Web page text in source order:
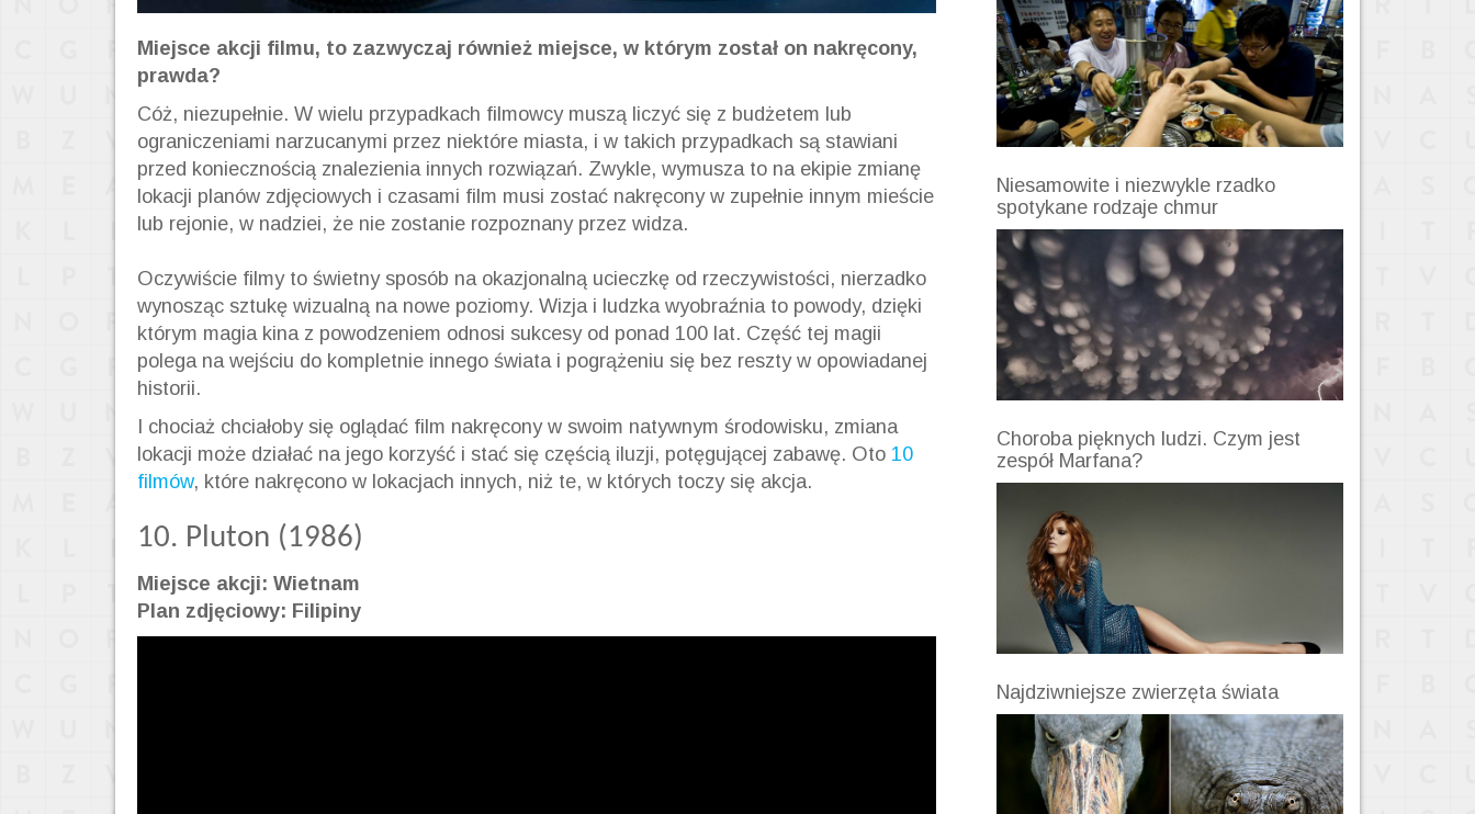
Miejsce akcji filmu, to zazwyczaj również miejsce, w którym został on nakręcony,
prawda?
Cóż, niezupełnie. W wielu przypadkach filmowcy muszą liczyć się z budżetem lub
ograniczeniami narzucanymi przez niektóre miasta, i w takich przypadkach są stawiani
przed koniecznością znalezienia innych rozwiązań. Zwykle, wymusza to na ekipie zmianę
lokacji planów zdjęciowych i czasami film musi zostać nakręcony w zupełnie innym mieście
lub rejonie, w nadziei, że nie zostanie rozpoznany przez widza.
Oczywiście filmy to świetny sposób na okazjonalną ucieczkę od rzeczywistości, nierzadko
wynosząc sztukę wizualną na nowe poziomy. Wizja i ludzka wyobraźnia to powody, dzięki
którym magia kina z powodzeniem odnosi sukcesy od ponad 100 lat. Część tej magii
polega na wejściu do kompletnie innego świata i pogrążeniu się bez reszty w opowiadanej
historii.
I chociaż chciałoby się oglądać film nakręcony w swoim natywnym środowisku, zmiana
lokacji może działać na jego korzyść i stać się częścią iluzji, potęgującej zabawę. Oto 10
filmów, które nakręcono w lokacjach innych, niż te, w których toczy się akcja.
10. Pluton (1986)
Miejsce akcji: Wietnam
Plan zdjęciowy: Filipiny
Niesamowite i niezwykle rzadko
spotykane rodzaje chmur
Choroba pięknych ludzi. Czym jest
zespół Marfana?
Najdziwniejsze zwierzęta świata